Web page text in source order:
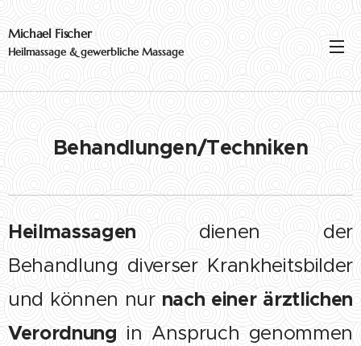
Michael Fischer
Heilmassage & gewerbliche Massage
Behandlungen/Techniken
Heilmassagen dienen der
Behandlung diverser Krankheitsbilder
und können nur nach einer ärztlichen
Verordnung in Anspruch genommen